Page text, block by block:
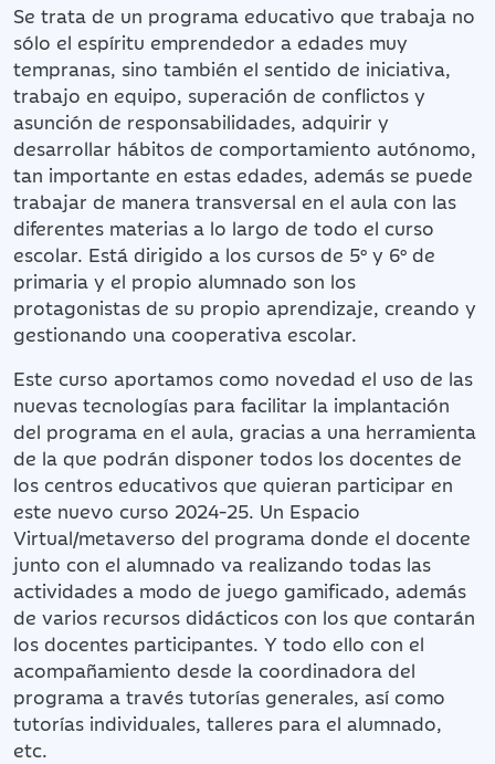
Se trata de un programa educativo que trabaja no
sólo el espíritu emprendedor a edades muy
tempranas, sino también el sentido de iniciativa,
trabajo en equipo, superación de conflictos y
asunción de responsabilidades, adquirir y
desarrollar hábitos de comportamiento autónomo,
tan importante en estas edades, además se puede
trabajar de manera transversal en el aula con las
diferentes materias a lo largo de todo el curso
escolar. Está dirigido a los cursos de 5º y 6º de
primaria y el propio alumnado son los
protagonistas de su propio aprendizaje, creando y
gestionando una cooperativa escolar.
Este curso aportamos como novedad el uso de las
nuevas tecnologías para facilitar la implantación
del programa en el aula, gracias a una herramienta
de la que podrán disponer todos los docentes de
los centros educativos que quieran participar en
este nuevo curso 2024-25. Un Espacio
Virtual/metaverso del programa donde el docente
junto con el alumnado va realizando todas las
actividades a modo de juego gamificado, además
de varios recursos didácticos con los que contarán
los docentes participantes. Y todo ello con el
acompañamiento desde la coordinadora del
programa a través tutorías generales, así como
tutorías individuales, talleres para el alumnado,
etc.